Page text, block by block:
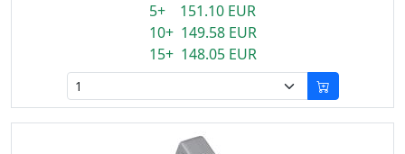
5+ 151.10 EUR
10+ 149.58 EUR
15+ 148.05 EUR